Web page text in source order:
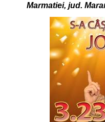
Marmatiei, jud.